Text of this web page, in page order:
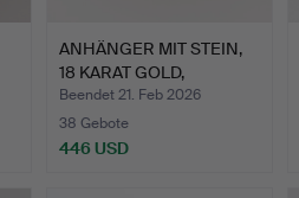
ANHÄNGER MIT STEIN,
18 KARAT GOLD,
Gesamtg…
Beendet 21. Feb 2026
38 Gebote
446 USD